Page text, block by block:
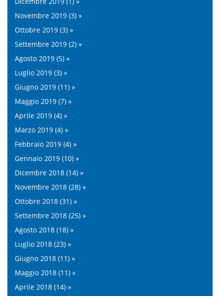
Novembre 2019 (3) »
Ottobre 2019 (3) »
Settembre 2019 (2) »
Agosto 2019 (5) »
Luglio 2019 (3) »
Giugno 2019 (11) »
Maggio 2019 (7) »
Aprile 2019 (4) »
Marzo 2019 (4) »
Febbraio 2019 (4) »
Gennaio 2019 (10) »
Dicembre 2018 (14) »
Novembre 2018 (28) »
Ottobre 2018 (31) »
Settembre 2018 (25) »
Agosto 2018 (18) »
Luglio 2018 (23) »
Giugno 2018 (11) »
Maggio 2018 (11) »
Aprile 2018 (14) »